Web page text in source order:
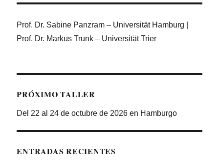
Prof. Dr. Sabine Panzram – Universität Hamburg |
Prof. Dr. Markus Trunk – Universität Trier
PRÓXIMO TALLER
Del 22 al 24 de octubre de 2026 en Hamburgo
ENTRADAS RECIENTES